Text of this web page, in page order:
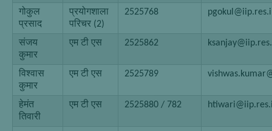
गोकुल
प्रसाद
प्रयोगशाला
परिचर (2)
2525768
संजय
कुमार
एम टी एस 2525862
विश्वास
कुमार
एम टी एस 2525789
हेमंत
तिवारी
एम टी एस 2525880 / 782